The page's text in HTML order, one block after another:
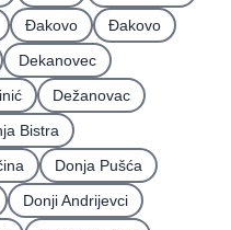
Đakovo
Ðakovo
Dekanovec
Dežanovac
Bistra
Donja Pušća
Donji Andrijevci